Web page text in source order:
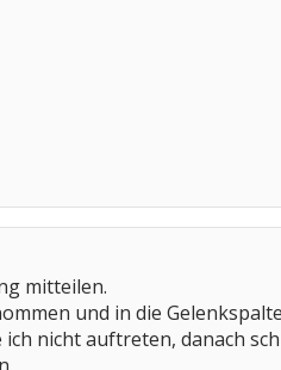
mitteilen.
und in die
nicht auftreten, danach